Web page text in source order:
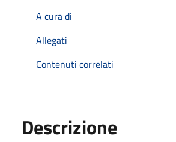
A cura di
Allegati
Contenuti correlati
Descrizione